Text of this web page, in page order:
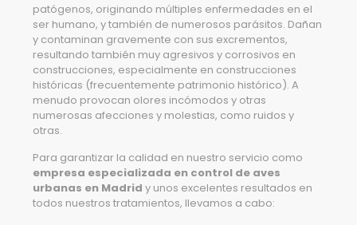
patógenos, originando múltiples enfermedades en el
ser humano, y también de numerosos parásitos. Dañan
y contaminan gravemente con sus excrementos,
resultando también muy agresivos y corrosivos en
construcciones, especialmente en construcciones
históricas (frecuentemente patrimonio histórico). A
menudo provocan olores incómodos y otras
numerosas afecciones y molestias, como ruidos y
otras.
Para garantizar la calidad en nuestro servicio como
empresa especializada en control de aves
urbanas en Madrid y unos excelentes resultados en
todos nuestros tratamientos, llevamos a cabo: